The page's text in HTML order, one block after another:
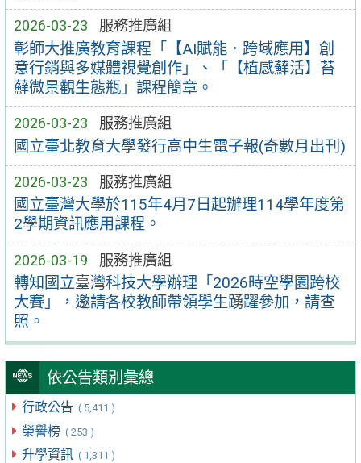
2026-03-23 服務推廣組
彰師大推廣教育課程「【AI賦能．跨域應用】創
意行銷與多媒體視覺創作」、「【植感蘚活】苔
蘚微景觀生態瓶」課程簡章。
2026-03-23 服務推廣組
國立臺北教育大學發行高中生電子報(奇數月出刊)
2026-03-23 服務推廣組
國立臺灣大學於115年4月7日起辦理114學年度第
2學期資訊應用課程。
2026-03-19 服務推廣組
轉知國立臺灣科技大學辦理「2026時空學園跨校
大賽」，邀請各校教師帶領學生踴躍參加，請查
照。
依公告類別彙總
行政公告 ( 5,411 )
榮譽榜 ( 253 )
升學資訊 ( 1,311 )